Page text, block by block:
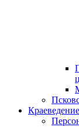
Краеведение